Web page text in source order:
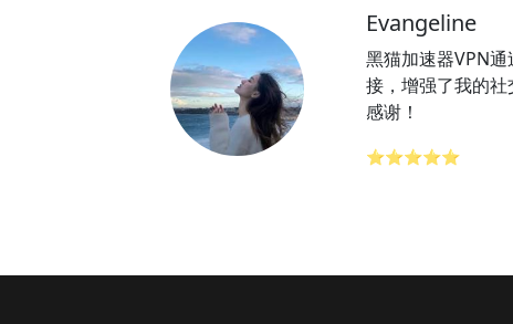
Evangeline
黑猫加速器VPN
接，增强了我的
感谢！
⭐⭐⭐⭐⭐